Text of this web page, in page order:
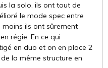
la solo, ils ont tout de
le mode spec entre
ils ont sûrement
régie. En ce qui
en duo et on en place 2
la même structure en